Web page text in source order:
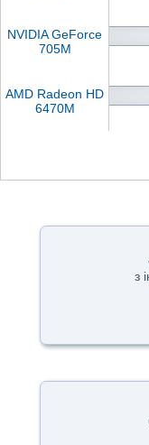
NVIDIA GeForce
705M
AMD Radeon HD
6470M
з